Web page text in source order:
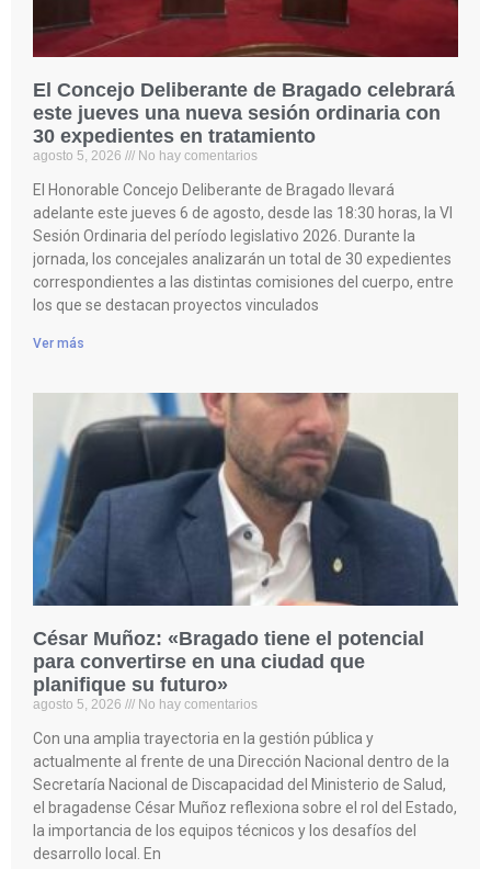
El Concejo Deliberante de Bragado celebrará
este jueves una nueva sesión ordinaria con
30 expedientes en tratamiento
agosto 5, 2026 No hay comentarios
El Honorable Concejo Deliberante de Bragado llevará
adelante este jueves 6 de agosto, desde las 18:30 horas, la VI
Sesión Ordinaria del período legislativo 2026. Durante la
jornada, los concejales analizarán un total de 30 expedientes
correspondientes a las distintas comisiones del cuerpo, entre
los que se destacan proyectos vinculados
Ver más
César Muñoz: «Bragado tiene el potencial
para convertirse en una ciudad que
planifique su futuro»
agosto 5, 2026 No hay comentarios
Con una amplia trayectoria en la gestión pública y
actualmente al frente de una Dirección Nacional dentro de la
Secretaría Nacional de Discapacidad del Ministerio de Salud,
el bragadense César Muñoz reflexiona sobre el rol del Estado,
la importancia de los equipos técnicos y los desafíos del
desarrollo local. En